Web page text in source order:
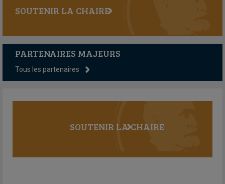
SOUTENIR LA CHAIRE
PARTENAIRES MAJEURS
Tous les partenaires
SOUTENIR LA CHAIRE